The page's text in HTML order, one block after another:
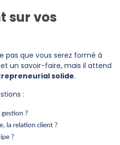
sur vos
pas que vous serez formé à
un savoir-faire, mais il attend
solide.
:
?
la relation client ?
?